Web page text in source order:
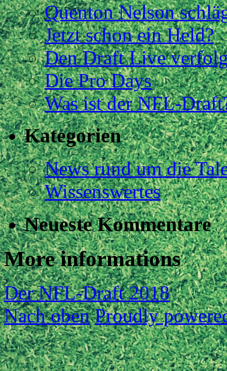
Quenton Nelson
Jetzt schon ein Held?
Den Draft Live
Die Pro Days
Was ist der NFL-
Kategorien
News rund um die
Wissenswertes
Neueste Kommentare
More informations
Der NFL-Draft 2018
Nach oben Proudly